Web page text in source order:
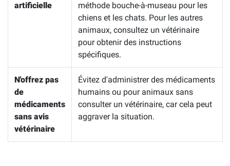
artificielle
méthode bouche-à-museau pour les
chiens et les chats. Pour les autres
animaux, consultez un vétérinaire
pour obtenir des instructions
spécifiques.
N'offrez pas
de
médicaments
sans avis
vétérinaire
Évitez d'administrer des médicaments
humains ou pour animaux sans
consulter un vétérinaire, car cela peut
aggraver la situation.